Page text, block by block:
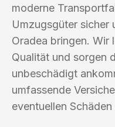
moderne
Umzugsgüter sicher
Oradea bringen. Wir
Qualität und sorgen
unbeschädigt
umfassende
eventuellen